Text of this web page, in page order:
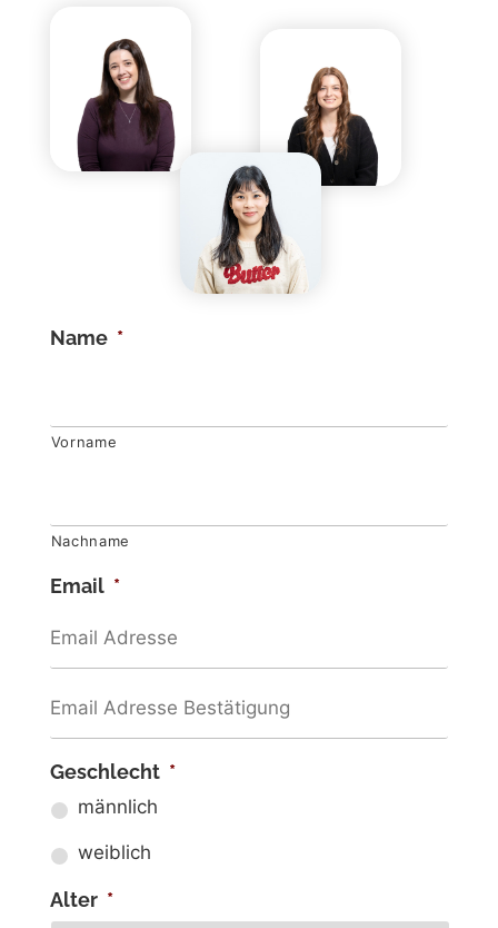
Name *
Vorname
Nachname
Email *
Geschlecht *
männlich
weiblich
Alter *